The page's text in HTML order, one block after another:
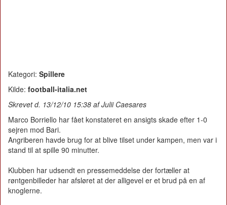
Kategori: Spillere
Kilde: football-italia.net
Skrevet d. 13/12/10 15:38 af Julii Caesares
Marco Borriello har fået konstateret en ansigts skade efter 1-0
sejren mod Bari.
Angriberen havde brug for at blive tilset under kampen, men var i
stand til at spille 90 minutter.
Klubben har udsendt en pressemeddelse der fortæller at
røntgenbilleder har afsløret at der alligevel er et brud på en af
knoglerne.